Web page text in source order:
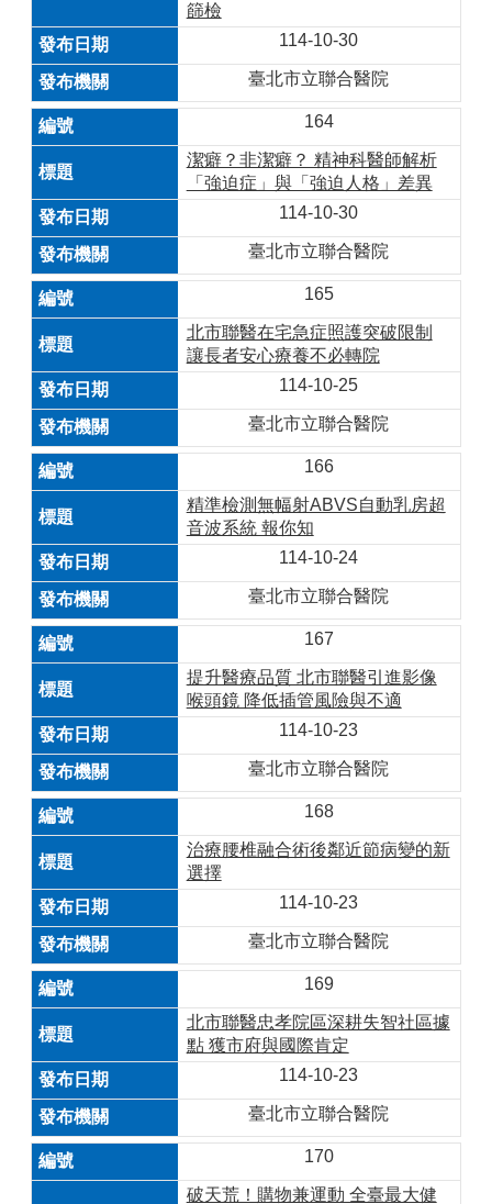
篩檢
114-10-30
臺北市立聯合醫院
164
潔癖？非潔癖？ 精神科醫師解析
「強迫症」與「強迫人格」差異
114-10-30
臺北市立聯合醫院
165
北市聯醫在宅急症照護突破限制
讓長者安心療養不必轉院
114-10-25
臺北市立聯合醫院
166
精準檢測無幅射ABVS自動乳房超
音波系統 報你知
114-10-24
臺北市立聯合醫院
167
提升醫療品質 北市聯醫引進影像
喉頭鏡 降低插管風險與不適
114-10-23
臺北市立聯合醫院
168
治療腰椎融合術後鄰近節病變的新
選擇
114-10-23
臺北市立聯合醫院
169
北市聯醫忠孝院區深耕失智社區據
點 獲市府與國際肯定
114-10-23
臺北市立聯合醫院
170
破天荒！購物兼運動 全臺最大健